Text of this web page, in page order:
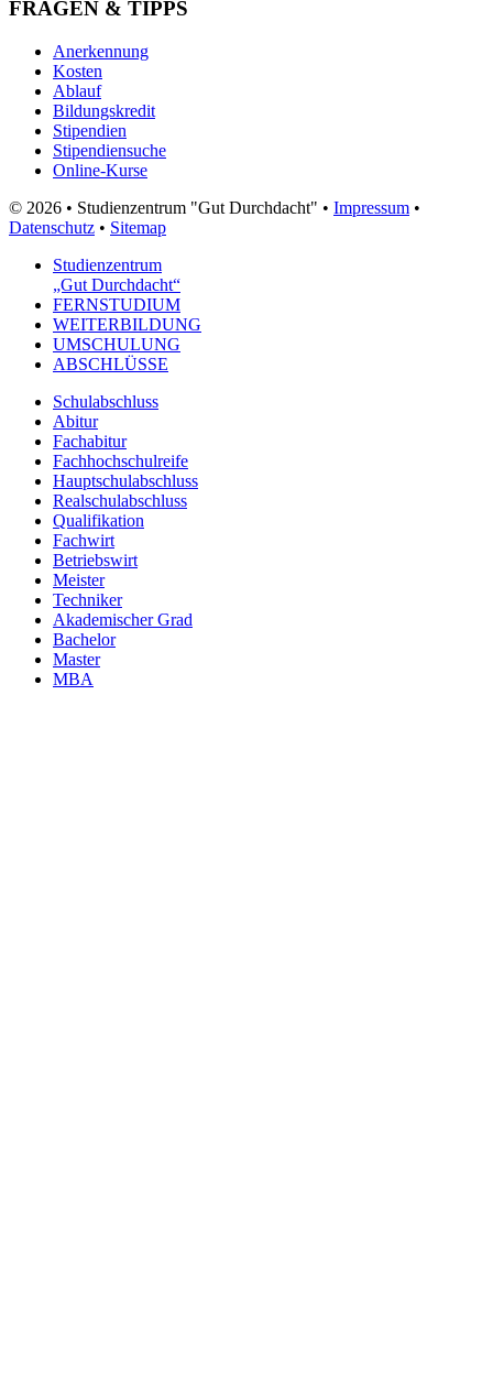
FRAGEN & TIPPS
Anerkennung
Kosten
Ablauf
Bildungskredit
Stipendien
Stipendiensuche
Online-Kurse
© 2026 • Studienzentrum "Gut Durchdacht" • Impressum •
Datenschutz • Sitemap
Studienzentrum
„Gut Durchdacht“
FERNSTUDIUM
WEITERBILDUNG
UMSCHULUNG
ABSCHLÜSSE
Schulabschluss
Abitur
Fachabitur
Fachhochschulreife
Hauptschulabschluss
Realschulabschluss
Qualifikation
Fachwirt
Betriebswirt
Meister
Techniker
Akademischer Grad
Bachelor
Master
MBA